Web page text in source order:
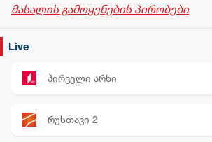
მასალის გამოყენების პირობები
Live
პირველი არხი
რუსთავი 2